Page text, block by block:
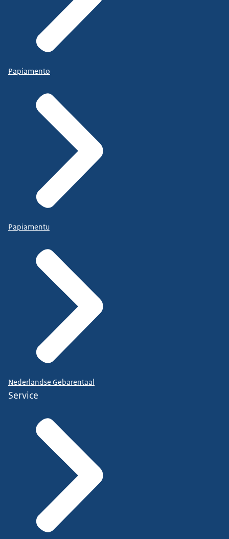
Papiamento
Papiamentu
Nederlandse Gebarentaal
Service